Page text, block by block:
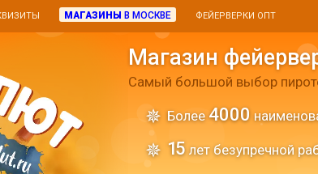
МАГАЗИНЫ В МОСКВЕ ФЕЙЕРВЕРКИ ОПТ
Магазин
Самый большой выбор
Более 4000
15 лет безупречной